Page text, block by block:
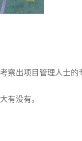
出项目管理人士的
有没有。